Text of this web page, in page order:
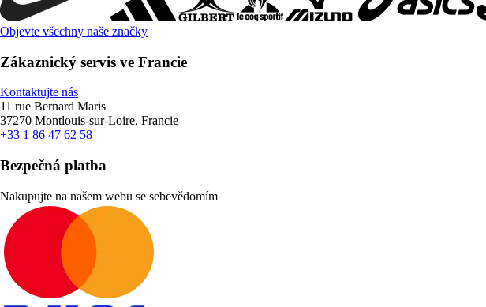
Objevte všechny naše značky
Zákaznický servis ve Francie
Kontaktujte nás
11 rue Bernard Maris
37270 Montlouis-sur-Loire, Francie
+33 1 86 47 62 58
Bezpečná platba
Nakupujte na našem webu se sebevědomím